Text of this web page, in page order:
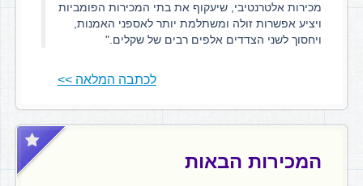
מכירות אלטרנטיבי, שיעקוף את בתי המכירות הפומביות
ויציע אפשרות זולה ומשתלמת יותר לאספני האמנות,
ויחסוך לשני הצדדים אלפים רבים של שקלים."
לכתבה המלאה >>
המכירות הבאות